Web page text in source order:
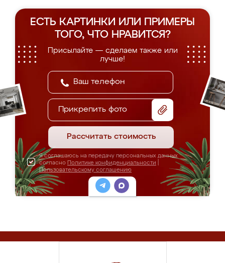
ЕСТЬ КАРТИНКИ ИЛИ ПРИМЕРЫ
ТОГО, ЧТО НРАВИТСЯ?
Присылайте — сделаем также или
лучше!
Прикрепить фото
Рассчитать стоимость
Я соглашаюсь на передачу персональных данных
согласно Политике конфиденциальности
Пользовательскому соглашению